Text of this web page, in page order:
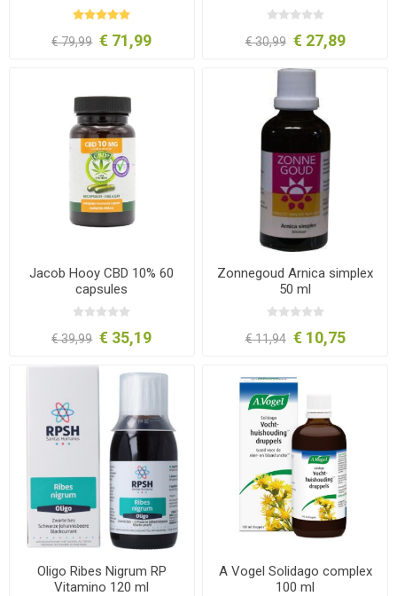
€ 79,99 € 71,99 € 30,99 € 27,89
Jacob Hooy CBD 10% 60
capsules
€ 39,99 € 35,19
Zonnegoud Arnica simplex
50 ml
€ 11,94 € 10,75
Oligo Ribes Nigrum RP
Vitamino 120 ml
A Vogel Solidago complex
100 ml